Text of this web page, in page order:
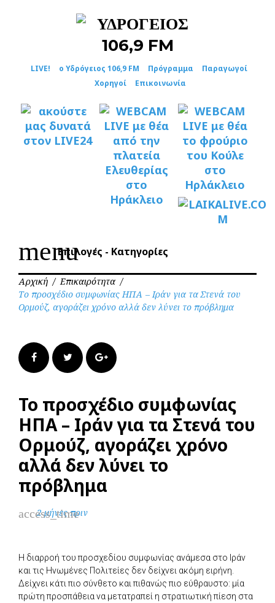
LIVE! ο Υδρόγειος 106,9 FM Πρόγραμμα
Παραγωγοί
Χορηγοί
Επικοινωνία
menuΕπιλογές - Κατηγορίες
Αρχική / Επικαιρότητα /
Το προσχέδιο συμφωνίας ΗΠΑ – Ιράν για τα Στενά του
Ορμούζ, αγοράζει χρόνο αλλά δεν λύνει το πρόβλημα
FacebookTwitter Google+
Το προσχέδιο συμφωνίας
ΗΠΑ – Ιράν για τα Στενά του
Ορμούζ, αγοράζει χρόνο
αλλά δεν λύνει το
πρόβλημα
access_time
2 μήνες πριν
Η διαρροή του προσχεδίου συμφωνίας ανάμεσα στο Ιράν
και τις Ηνωμένες Πολιτείες δεν δείχνει ακόμη ειρήνη.
Δείχνει κάτι πιο σύνθετο και πιθανώς πιο εύθραυστο: μία
πρώτη προσπάθεια να μετατραπεί η στρατιωτική πίεση στα